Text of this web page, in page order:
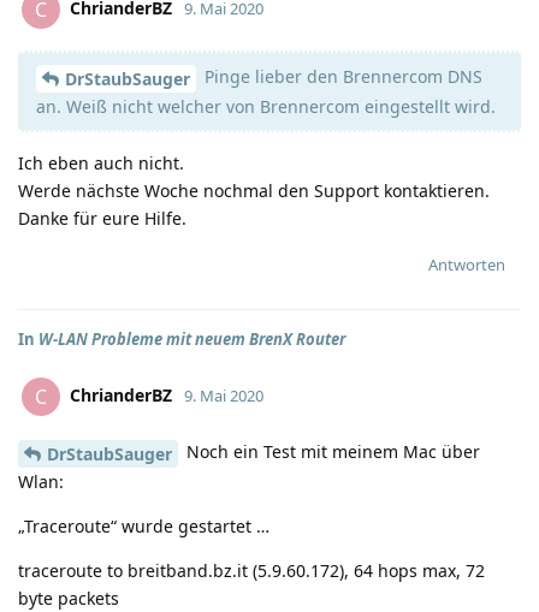
C ChrianderBZ 9. Mai 2020
DrStaubSauger
Pinge lieber den Brennercom DNS
an. Weiß nicht welcher von Brennercom eingestellt wird.
Ich eben auch nicht.
Werde nächste Woche nochmal den Support kontaktieren.
Danke für eure Hilfe.
Antworten
In W-LAN Probleme mit neuem BrenX Router
C ChrianderBZ 9. Mai 2020
DrStaubSauger
Noch ein Test mit meinem Mac über
Wlan:
„Traceroute“ wurde gestartet …
traceroute to breitband.bz.it (5.9.60.172), 64 hops max, 72
byte packets